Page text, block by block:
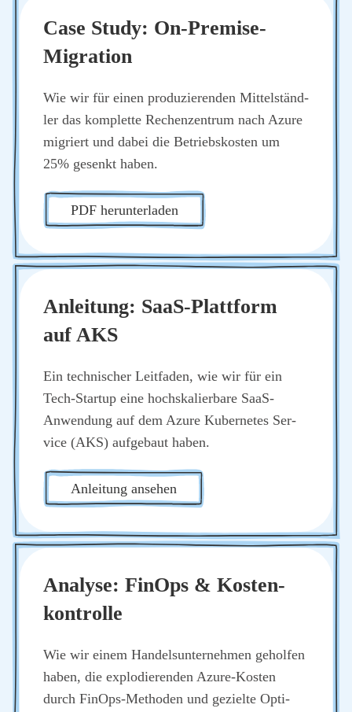
Case Stu­dy: On-Pre­mi­se-
Migra­ti­on
Wie wir für einen pro­du­zie­ren­den Mit­tel­ständ­
ler das kom­plet­te Rechen­zen­trum nach Azu­re
migriert und dabei die Betriebs­kos­ten um
25% gesenkt haben.
PDF her­un­ter­la­den
Anlei­tung: SaaS-Platt­form
auf AKS
Ein tech­ni­scher Leit­fa­den, wie wir für ein
Tech-Start­up eine hoch­ska­lier­ba­re SaaS-
Anwen­dung auf dem Azu­re Kuber­netes Ser­
vice (AKS) auf­ge­baut haben.
Anlei­tung anse­hen
Ana­ly­se: Fin­Ops & Kos­ten­
kon­trol­le
Wie wir einem Han­dels­un­ter­neh­men gehol­fen
haben, die explo­die­ren­den Azu­re-Kos­ten
durch Fin­Ops-Metho­den und geziel­te Opti­